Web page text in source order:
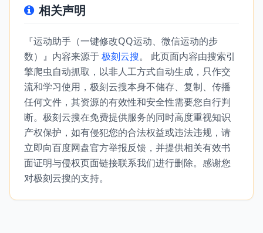
相关声明
『运动助手（一键修改QQ运动、微信运动的步
数）』内容来源于极刻云搜。 此页面内容由搜索引
擎爬虫自动抓取，以非人工方式自动生成，只作交
流和学习使用，极刻云搜本身不储存、复制、传播
任何文件，其资源的有效性和安全性需要您自行判
断。极刻云搜在免费提供服务的同时高度重视知识
产权保护，如有侵犯您的合法权益或违法违规，请
立即向百度网盘官方举报反馈，并提供相关有效书
面证明与侵权页面链接联系我们进行删除。感谢您
对极刻云搜的支持。